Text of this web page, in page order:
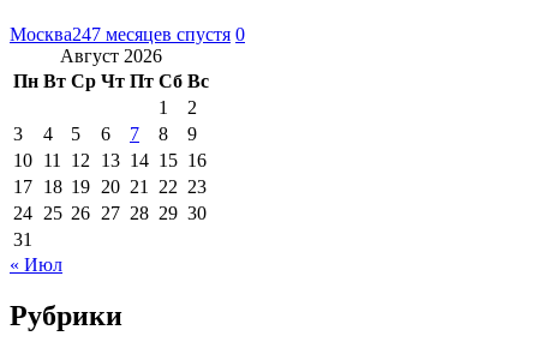
Москва247 месяцев спустя 0
Август 2026
Пн Вт Ср Чт Пт Сб Вс
1
2
3
4 5 6 7 8
9
10 11 12 13 14 15 16
17 18 19 20 21 22 23
24 25 26 27 28 29 30
31
« Июл
Рубрики